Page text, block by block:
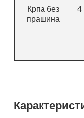
Крпа без
прашина
4